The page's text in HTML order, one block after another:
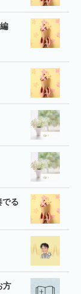
る
方